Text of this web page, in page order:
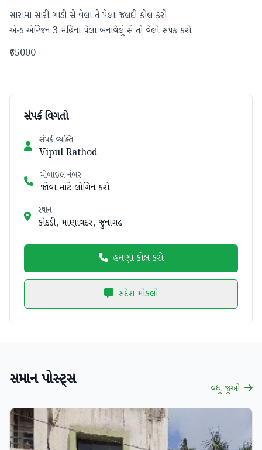
સારામાં સારી ગાડી સે વેલા તે પેલા જલદી કોલ કરો
એન્ડ એન્જિન 3 મહિના પેલા બનાવેલું સે તો વેલો સંપક કરો
₹65000
સંપર્ક વિગતો
સંપર્ક વ્યક્તિ
Vipul Rathod
મોબાઇલ નંબર
જોવા માટે લોગિન કરો
સ્થાન
કોઠડી, માણાવદર, જુનાગઢ
હમણાં કોલ કરો
સંદેશ મોકલો
સમાન પોસ્ટ્સ વધુ જુઓ